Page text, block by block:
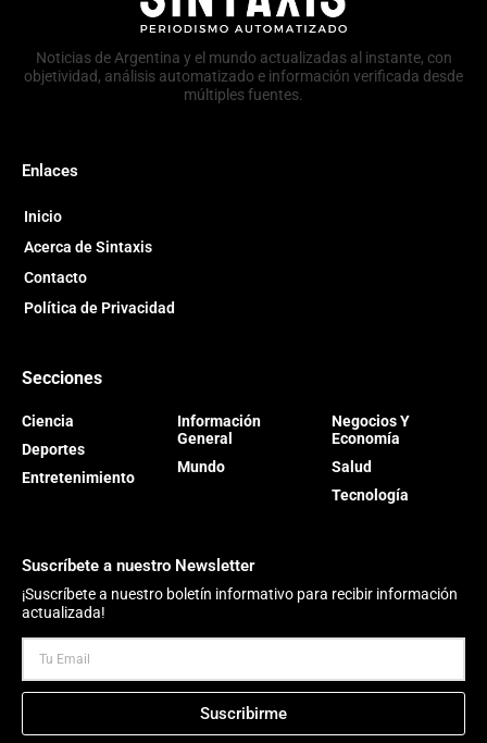
Noticias de Argentina y el mundo actualizadas al instante, con
objetividad, análisis automatizado e información verificada desde
múltiples fuentes.
Enlaces
Inicio
Acerca de Sintaxis
Contacto
Política de Privacidad
Secciones
Ciencia
Deportes
Entretenimiento
Información
General
Mundo
Negocios Y
Economía
Salud
Tecnología
Suscríbete a nuestro Newsletter
¡Suscríbete a nuestro boletín informativo para recibir información
actualizada!
Suscribirme